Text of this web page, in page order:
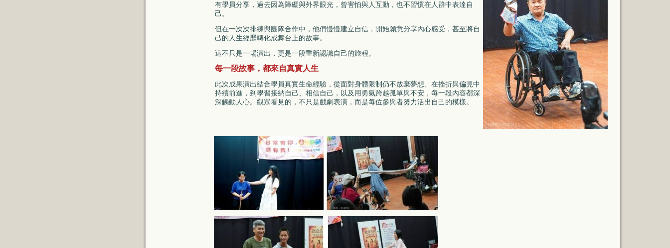
有學員分享，過去因為障礙與外界眼光，曾害怕與人互動，也不習慣在人群中表達自
己。
但在一次次排練與團隊合作中，他們慢慢建立自信，開始願意分享內心感受，甚至將自
己的人生經歷轉化成舞台上的故事。
這不只是一場演出，更是一段重新認識自己的旅程。
每一段故事，都來自真實人生
此次成果演出結合學員真實生命經驗，從面對身體限制仍不放棄夢想、在挫折與偏見中
持續前進，到學習接納自己、相信自己，以及用勇氣跨越孤單與不安，每一段內容都深
深觸動人心。觀眾看見的，不只是戲劇表演，而是每位參與者努力活出自己的模樣。